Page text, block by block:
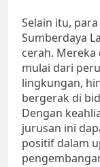
Selain itu,
Sumberdaya
cerah.
mulai dari
lingkungan,
bergerak di
Dengan
jurusan ini
positif dalam